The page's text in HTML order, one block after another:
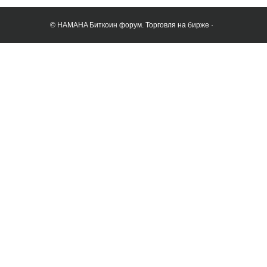
© HAMAHA Биткоин форум. Торговля на бирже ·